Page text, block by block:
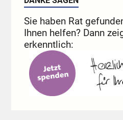
Sie haben Rat
Ihnen helfen? Dann
erkenntlich: